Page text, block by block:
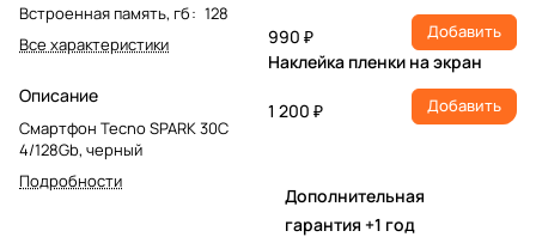
Встроенная память, гб: 128
Все характеристики
Описание
Смартфон Tecno SPARK 30C
4/128Gb, черный
Подробности
990 ₽
Добавить
Наклейка пленки на экран
1 200 ₽ Добавить
Дополнительная
гарантия +1 год